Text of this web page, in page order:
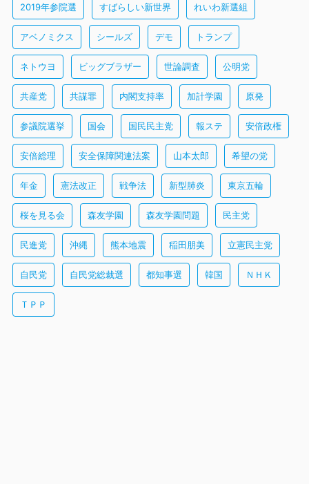
2019年参院選 すばらしい新世界 れいわ新選組
アベノミクス シールズ デモ トランプ
ネトウヨ ビッグブラザー 世論調査 公明党
共産党 共謀罪 内閣支持率 加計学園 原発
参議院選挙 国会 国民民主党 報ステ 安倍政権
安倍総理 安全保障関連法案 山本太郎 希望の党
年金 憲法改正 戦争法 新型肺炎 東京五輪
桜を見る会 森友学園 森友学園問題 民主党
民進党 沖縄 熊本地震 稲田朋美 立憲民主党
自民党 自民党総裁選 都知事選 韓国 ＮＨＫ
ＴＰＰ